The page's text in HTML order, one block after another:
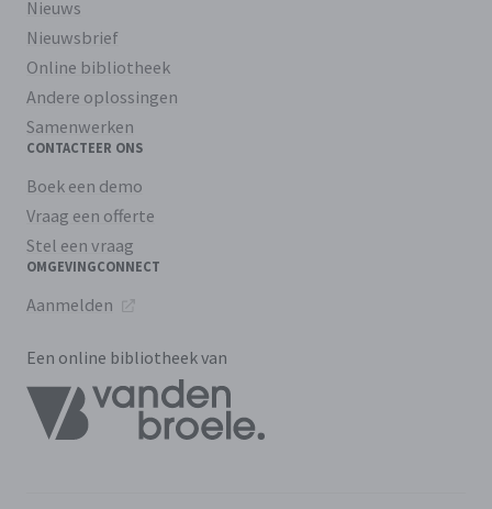
Nieuws
Nieuwsbrief
Online bibliotheek
Andere oplossingen
Samenwerken
CONTACTEER ONS
Boek een demo
Vraag een offerte
Stel een vraag
OMGEVINGCONNECT
Aanmelden
Een online bibliotheek van